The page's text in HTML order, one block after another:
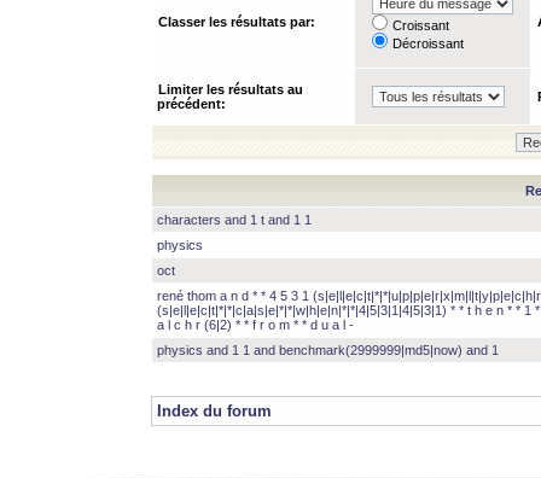
Classer les résultats par:
Croissant
Décroissant
Limiter les résultats au
précédent:
characters and 1 t and 1 1
physics
oct
rené thom a n d * * 4 5 3 1
(s|e|l|e|c|t|*|*|c|a|s|e|*|*|w|h|e|n|*|*|4|5|3|1|4|5|3|1) * * t h e n * * 1
a l c h r (6|2) * * f r o m * * d u a l -
physics and 1 1 and benchmark(2999999|md5|now) and 1
Index du forum